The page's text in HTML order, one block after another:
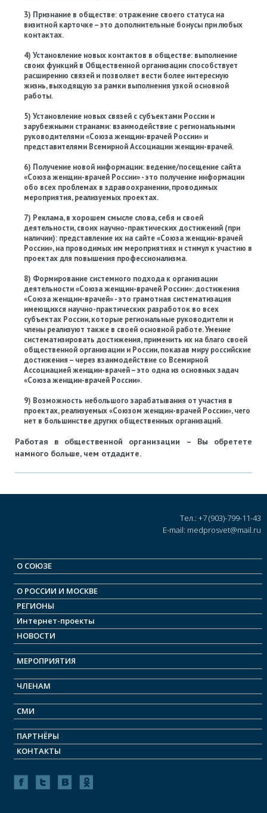
3) Признание в обществе: отражение своего статуса на
визитной карточке – это дополнительные бонусы при любых
контактах.
4) Установление новых контактов в обществе: выполнение
своих функций в Общественной организации способствует
расширению связей и позволяет вести более интересную
жизнь, выходящую за рамки выполнения узкой основной
работы.
5) Установление новых связей с субъектами России и
зарубежными странами: взаимодействие с региональными
руководителями «Союза женщин-врачей России» и
представителями Всемирной Ассоциации женщин-врачей.
6) Получение новой информации: ведение/посещение сайта
«Союза женщин-врачей России» - это получение информации
обо всех проблемах в здравоохранении, проводимых
мероприятия, реализуемых проектах.
7) Реклама, в хорошем смысле слова, себя и своей
деятельности, своих научно-практических достижений (при
наличии): представление их на сайте «Союза женщин-врачей
России», на проводимых им мероприятиях и стимул к участию в
проектах для повышения профессионализма.
8) Формирование системного подхода к организации
деятельности «Союза женщин-врачей России»: достижения
«Союза женщин-врачей» - это грамотная систематизация
имеющихся научно-практических разработок во всех
субъектах России, которые региональные руководители и
члены реализуют также в своей основной работе. Умение
систематизировать достижения, применить их на благо своей
общественной организации и России, показав миру российские
достижения – через взаимодействие со Всемирной
Ассоциацией женщин-врачей – это одна из основных задач
«Союза женщин-врачей России».
9) Возможность небольшого зарабатывания от участия в
проектах, реализуемых «Союзом женщин-врачей России», чего
нет в большинстве других общественных организаций.
Работая в общественной организации – Вы обретете
намного больше, чем отдадите.
Тел.: +7 (903)-799-11-43
E-mail: medprosvet@mail.ru
О СОЮЗЕ
О РОСCИИ И МОСКВЕ
РЕГИОНЫ
Интернет-проекты
НОВОСТИ
МЕРОПРИЯТИЯ
ЧЛЕНАМ
СМИ
ПАРТНЁРЫ
КОНТАКТЫ